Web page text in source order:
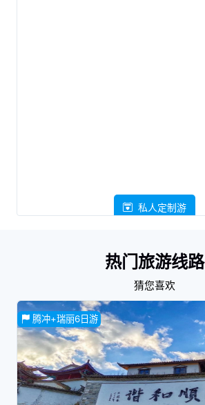
私人定制游
热门旅游线路
猜您喜欢
腾冲+瑞丽6日游